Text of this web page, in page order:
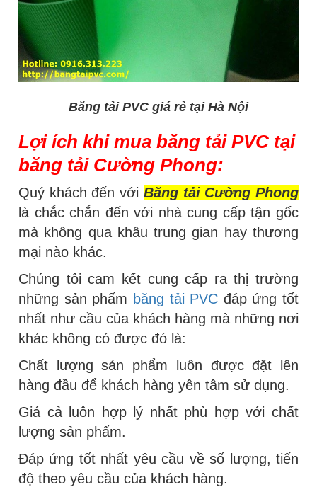
Băng tải PVC giá rẻ tại Hà Nội
Lợi ích khi mua băng tải PVC tại
băng tải Cường Phong:
Quý khách đến với Băng tải Cường Phong
là chắc chắn đến với nhà cung cấp tận gốc
mà không qua khâu trung gian hay thương
mại nào khác.
Chúng tôi cam kết cung cấp ra thị trường
những sản phẩm băng tải PVC đáp ứng tốt
nhất như cầu của khách hàng mà những nơi
khác không có được đó là:
Chất lượng sản phẩm luôn được đặt lên
hàng đầu để khách hàng yên tâm sử dụng.
Giá cả luôn hợp lý nhất phù hợp với chất
lượng sản phẩm.
Đáp ứng tốt nhất yêu cầu về số lượng, tiến
độ theo yêu cầu của khách hàng.